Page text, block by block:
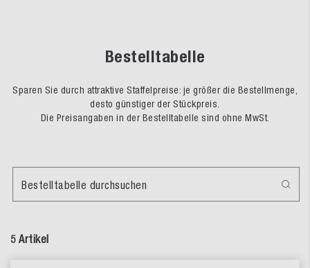
Bestelltabelle
Sparen Sie durch attraktive Staffelpreise: je größer die Bestellmenge,
desto günstiger der Stückpreis.
Die Preisangaben in der Bestelltabelle sind ohne MwSt.
5 Artikel
Bestelltabelle durchsuchen